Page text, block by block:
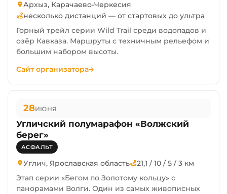
Архыз, Карачаево-Черкесия
несколько дистанций — от стартовых до ультра
Горный трейл серии Wild Trail среди водопадов и
озёр Кавказа. Маршруты с техничным рельефом и
большим набором высоты.
Сайт организатора
28ИЮНЯ
Угличский полумарафон «Волжский
берег»
АСФАЛЬТ
Углич, Ярославская область 21,1 / 10 / 5 / 3 км
Этап серии «Бегом по Золотому кольцу» с
панорамами Волги. Один из самых живописных